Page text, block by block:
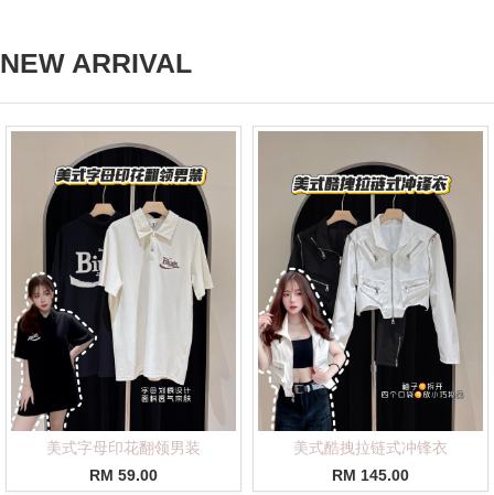
NEW ARRIVAL
美式字母印花翻领男装
RM 59.00
美式酷拽拉链式冲锋衣
RM 145.00